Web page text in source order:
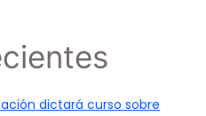
dictará curso sobre